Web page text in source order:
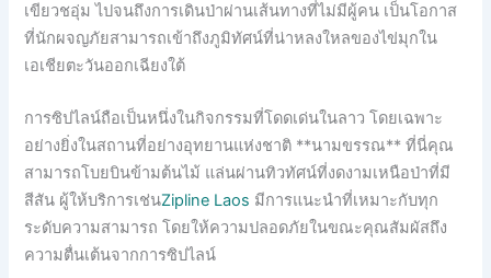
เขียวชอุ่ม ไปจนถึงการเดินป่าผ่านเส้นทางที่ไม่มีผู้คน เป็นโอกาส
ที่นักผจญภัยสามารถเข้าถึงภูมิทัศน์ที่น่าหลงใหลของไข่มุกใน
เอเชียตะวันออกเฉียงใต้
การซิปไลน์ถือเป็นหนึ่งในกิจกรรมที่โดดเด่นในลาว โดยเฉพาะ
อย่างยิ่งในสถานที่อย่างอุทยานแห่งชาติ **นามขรรณ** ที่นี่คุณ
สามารถโบยบินข้ามต้นไม้ แล่นผ่านทิวทัศน์ที่งดงามเหนือป่าที่มี
สีสัน ผู้ให้บริการเช่นZipline Laos มีการแนะนำที่เหมาะกับทุก
ระดับความสามารถ โดยให้ความปลอดภัยในขณะคุณสัมผัสถึง
ความตื่นเต้นจากการซิปไลน์